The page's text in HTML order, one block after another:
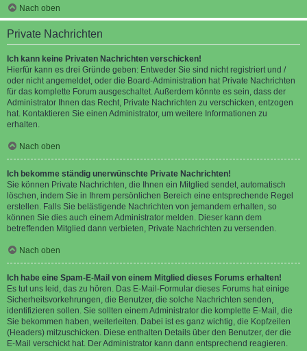
Nach oben
Private Nachrichten
Ich kann keine Privaten Nachrichten verschicken!
Hierfür kann es drei Gründe geben: Entweder Sie sind nicht registriert und /
oder nicht angemeldet, oder die Board-Administration hat Private Nachrichten
für das komplette Forum ausgeschaltet. Außerdem könnte es sein, dass der
Administrator Ihnen das Recht, Private Nachrichten zu verschicken, entzogen
hat. Kontaktieren Sie einen Administrator, um weitere Informationen zu
erhalten.
Nach oben
Ich bekomme ständig unerwünschte Private Nachrichten!
Sie können Private Nachrichten, die Ihnen ein Mitglied sendet, automatisch
löschen, indem Sie in Ihrem persönlichen Bereich eine entsprechende Regel
erstellen. Falls Sie belästigende Nachrichten von jemandem erhalten, so
können Sie dies auch einem Administrator melden. Dieser kann dem
betreffenden Mitglied dann verbieten, Private Nachrichten zu versenden.
Nach oben
Ich habe eine Spam-E-Mail von einem Mitglied dieses Forums erhalten!
Es tut uns leid, das zu hören. Das E-Mail-Formular dieses Forums hat einige
Sicherheitsvorkehrungen, die Benutzer, die solche Nachrichten senden,
identifizieren sollen. Sie sollten einem Administrator die komplette E-Mail, die
Sie bekommen haben, weiterleiten. Dabei ist es ganz wichtig, die Kopfzeilen
(Headers) mitzuschicken. Diese enthalten Details über den Benutzer, der die
E-Mail verschickt hat. Der Administrator kann dann entsprechend reagieren.